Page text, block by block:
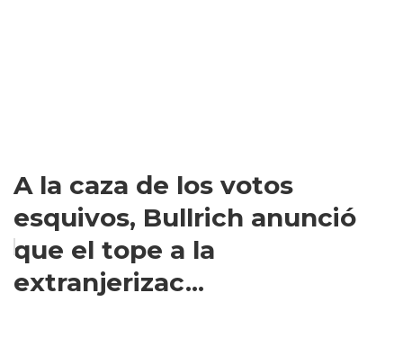
A la caza de los votos
esquivos, Bullrich anunció
que el tope a la
extranjerizac...